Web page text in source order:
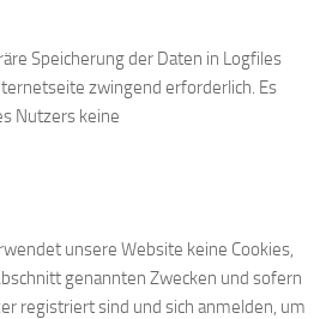
Speicherung der Daten in Logfiles
zwingend erforderlich. Es
Nutzers keine
unsere Website keine Cookies,
genannten Zwecken und sofern
registriert sind und sich anmelden, um